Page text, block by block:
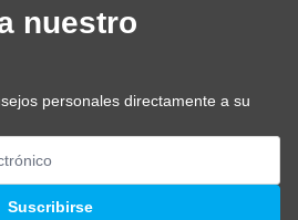
nuestro
personales directamente a su
Suscribirse